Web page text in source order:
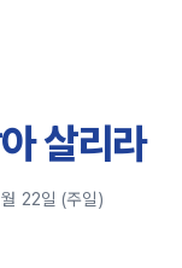
살리라
22일 (주일)